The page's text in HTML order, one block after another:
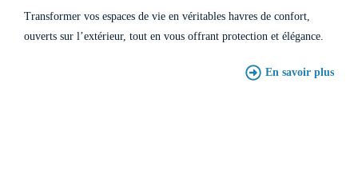
Transformer vos espaces de vie en véritables havres de confort,
ouverts sur l’extérieur, tout en vous offrant protection et élégance.
En savoir plus